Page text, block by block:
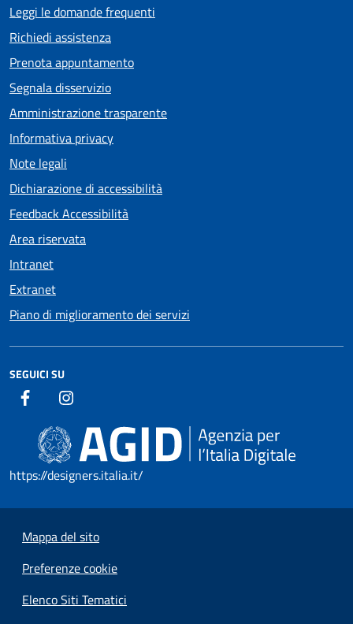
Leggi le domande frequenti
Richiedi assistenza
Prenota appuntamento
Segnala disservizio
Amministrazione trasparente
Informativa privacy
Note legali
Dichiarazione di accessibilità
Feedback Accessibilità
Area riservata
Intranet
Extranet
Piano di miglioramento dei servizi
SEGUICI SU
https://designers.italia.it/
Mappa del sito
Preferenze cookie
Elenco Siti Tematici